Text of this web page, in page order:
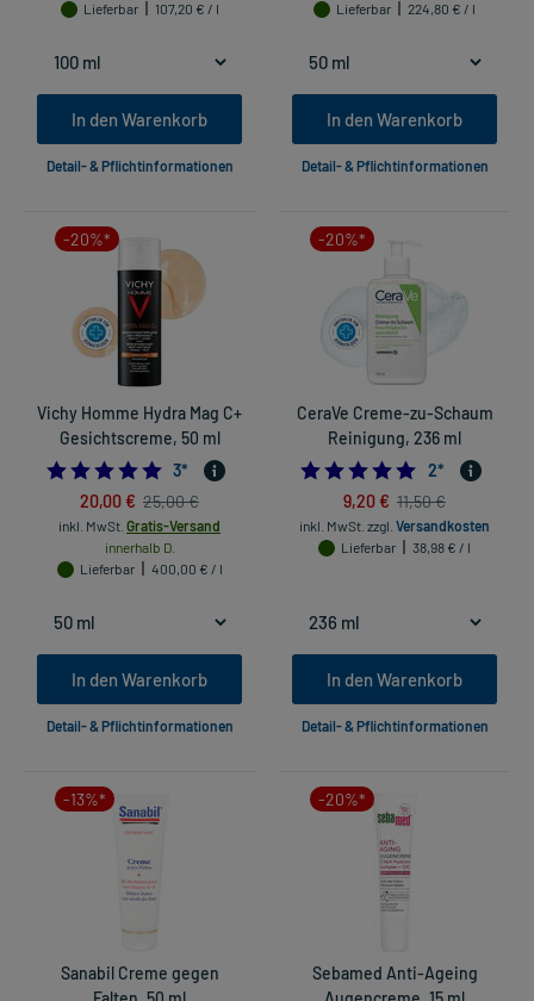
Lieferbar
107,20 € / l
In den Warenkorb
Detail- & Pflichtinformationen
Lieferbar
224,80 € / l
In den Warenkorb
Detail- & Pflichtinformationen
-20%*
Vichy Homme Hydra Mag C+
Gesichtscreme, 50 ml
5.0
3*
20,00 € 25,00 €
inkl. MwSt. Gratis-Versand
innerhalb D.
Lieferbar
400,00 € / l
In den Warenkorb
Detail- & Pflichtinformationen
-20%*
CeraVe Creme-zu-Schaum
Reinigung, 236 ml
5.0
2*
9,20 € 11,50 €
inkl. MwSt. zzgl. Versandkosten
Lieferbar
38,98 € / l
In den Warenkorb
Detail- & Pflichtinformationen
-13%*
Sanabil Creme gegen
-20%*
Sebamed Anti-Ageing